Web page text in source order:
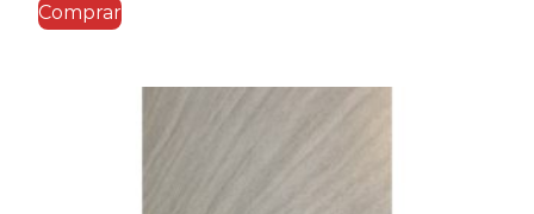
Comprar